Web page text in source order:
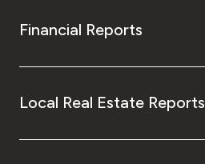
Financial Reports
Local Real Estate Reports